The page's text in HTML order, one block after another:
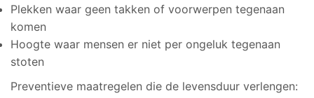
Plekken waar geen takken of voorwerpen tegenaan
komen
Hoogte waar mensen er niet per ongeluk tegenaan
stoten
Preventieve maatregelen die de levensduur verlengen: